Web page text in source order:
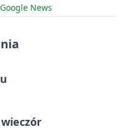
Google News